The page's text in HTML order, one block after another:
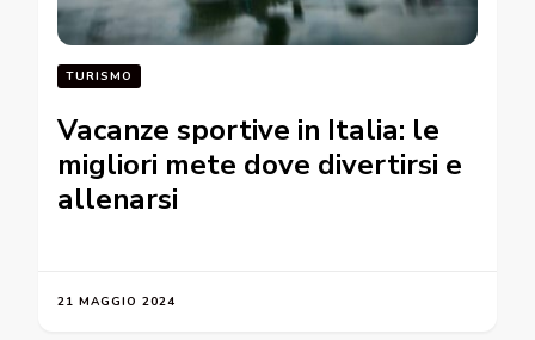
TURISMO
Vacanze sportive in Italia: le
migliori mete dove divertirsi e
allenarsi
21 MAGGIO 2024